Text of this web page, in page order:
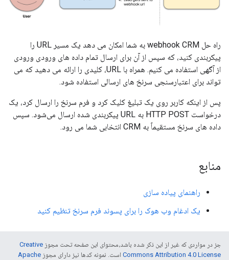
راه حل webhook CRM به شما امکان می دهد یک مسیر URL را
پیکربندی کنید، که سپس از آن برای ارسال تمام داده های ورودی ورودی
از آگهی استفاده می کنیم. همراه با URL، کلیدی را ارائه می دهید که می
تواند برای اعتبارسنجی سرنخ های ارسالی استفاده شود.
پس از اینکه کاربر روی یک تبلیغ کلیک کرد و فرم سرنخ را ارسال کرد، یک
درخواست HTTP POST به URL پیکربندی شده ارسال می‌شود. سپس
داده های سرنخ مستقیماً به CRM انتخابی شما می رود.
منابع
راهنمای پیاده سازی
یک ادغام وب هوک را برای پسوند فرم سرنخ تنظیم کنید
جز در مواردی که غیر از این ذکر شده باشد،‌محتوای این صفحه تحت مجوز Creative
Commons Attribution 4.0 License است. نمونه کدها نیز دارای مجوز Apache